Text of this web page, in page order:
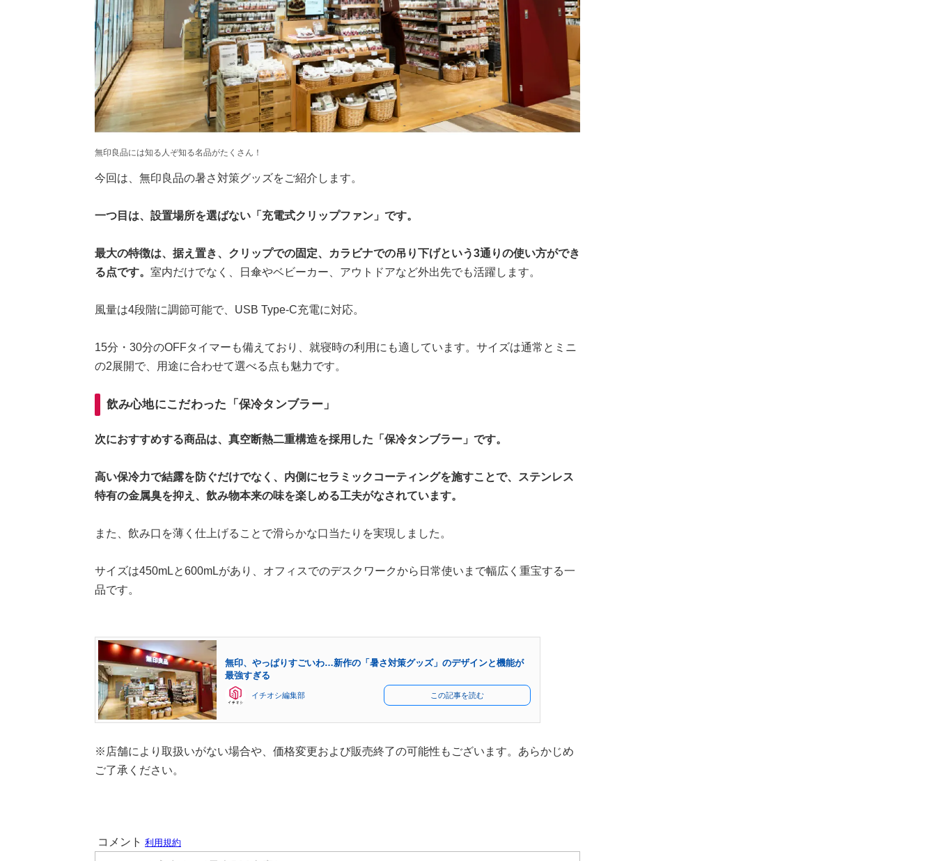
無印良品には知る人ぞ知る名品がたくさん！
今回は、無印良品の暑さ対策グッズをご紹介します。
一つ目は、設置場所を選ばない「充電式クリップファン」です。
最大の特徴は、据え置き、クリップでの固定、カラビナでの吊り下げという3通りの使い方ができ
る点です。 室内だけでなく、日傘やベビーカー、アウトドアなど外出先でも活躍します。
風量は4段階に調節可能で、USB Type-C充電に対応。
15分・30分のOFFタイマーも備えており、就寝時の利用にも適しています。サイズは通常とミニ
の2展開で、用途に合わせて選べる点も魅力です。
飲み心地にこだわった「保冷タンブラー」
次におすすめする商品は、真空断熱二重構造を採用した「保冷タンブラー」です。
高い保冷力で結露を防ぐだけでなく、内側にセラミックコーティングを施すことで、ステンレス
特有の金属臭を抑え、飲み物本来の味を楽しめる工夫がなされています。
また、飲み口を薄く仕上げることで滑らかな口当たりを実現しました。
サイズは450mLと600mLがあり、オフィスでのデスクワークから日常使いまで幅広く重宝する一
品です。
無印、やっぱりすごいわ…新作の「暑さ対策グッズ」のデザインと機能が
最強すぎる
イチオシ編集部 この記事を読む
※店舗により取扱いがない場合や、価格変更および販売終了の可能性もございます。あらかじめ
ご了承ください。